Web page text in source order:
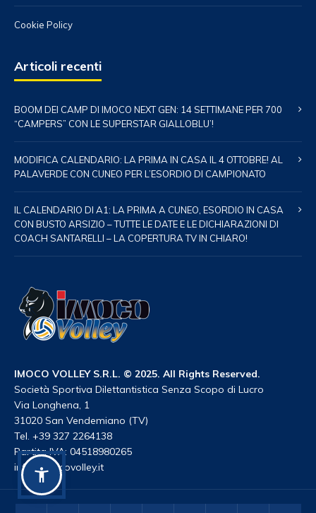
Cookie Policy
Articoli recenti
BOOM DEI CAMP DI IMOCO NEXT GEN: 14 SETTIMANE PER 700
“CAMPERS” CON LE SUPERSTAR GIALLOBLU’!
MODIFICA CALENDARIO: LA PRIMA IN CASA IL 4 OTTOBRE! AL
PALAVERDE CON CUNEO PER L’ESORDIO DI CAMPIONATO
IL CALENDARIO DI A1: LA PRIMA A CUNEO, ESORDIO IN CASA
CON BUSTO ARSIZIO – TUTTE LE DATE E LE DICHIARAZIONI DI
COACH SANTARELLI – LA COPERTURA TV IN CHIARO!
IMOCO VOLLEY S.R.L. © 2025. All Rights Reserved.
Società Sportiva Dilettantistica Senza Scopo di Lucro
Via Longhena, 1
31020 San Vendemiano (TV)
Tel. +39 327 2264138
Partita IVA: 04518980265
info@imocovolley.it